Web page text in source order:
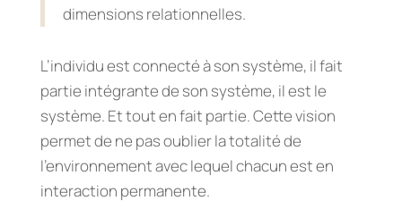
dimensions relationnelles.
L’individu est connecté à son système, il fait
partie intégrante de son système, il est le
système. Et tout en fait partie. Cette vision
permet de ne pas oublier la totalité de
l’environnement avec lequel chacun est en
interaction permanente.